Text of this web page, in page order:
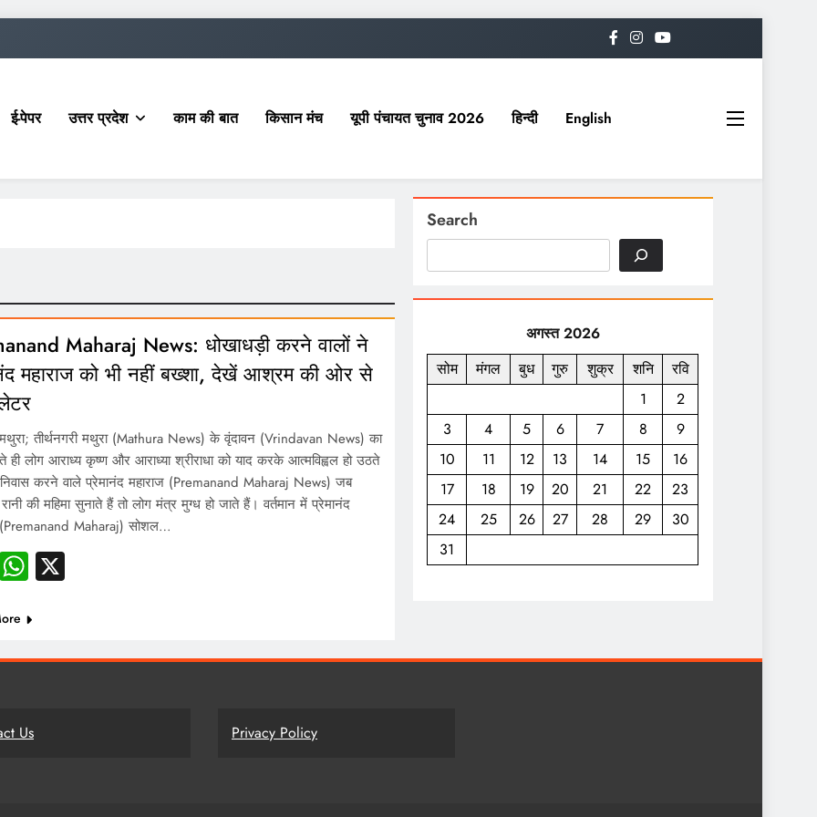
ई-पेपर उत्तर प्रदेश काम की बात किसान मंच यूपी पंचायत चुनाव 2026 हिन्दी English
Maharaj News: धोखाधड़ी करने वालों ने
महाराज को भी नहीं बख्शा, देखें आश्रम की ओर से
तीर्थनगरी मथुरा (Mathura News) के वृंदावन (Vrindavan News) का
ही लोग आराध्य कृष्ण और आराध्या श्रीराधा को याद करके आत्मविह्वल हो उठते
करने वाले प्रेमानंद महाराज (Premanand Maharaj News) जब
रानी की महिमा सुनाते हैं तो लोग मंत्र मुग्ध हो जाते हैं। वर्तमान में प्रेमानंद
(Premanand Maharaj) सोशल…
WhatsApp
X
Search
अगस्त 2026
सोम
मंगल बुध गुरु शुक्र शनि
रवि
1
2
3
4 5 6 7 8
9
10
11 12 13 14 15
16
17
18 19 20 21 22
23
24
25 26 27 28 29
30
31
Us Privacy Policy